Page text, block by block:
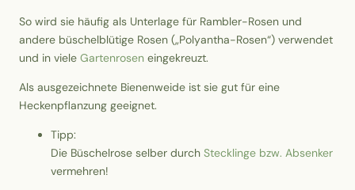
So wird sie häufig als Unterlage für Rambler-Rosen und
andere büschelblütige Rosen („Polyantha-Rosen“) verwendet
und in viele Gartenrosen eingekreuzt.
Als ausgezeichnete Bienenweide ist sie gut für eine
Heckenpflanzung geeignet.
Tipp:
Die Büschelrose selber durch Stecklinge bzw. Absenker
vermehren!